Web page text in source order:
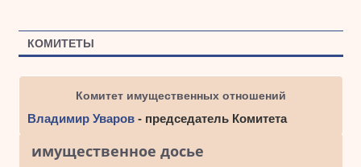
КОМИТЕТЫ
Комитет имущественных отношений
Владимир Уваров- председатель Комитета
имущественное досье